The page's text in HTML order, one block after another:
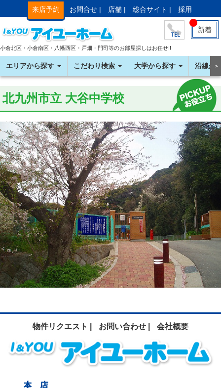
来店予約 お問合せ | 店舗 | 総合サイト | 採用
新着
小倉北区・小倉南区・八幡西区・戸畑・門司等のお部屋探しはお任せ!!
エリアから探す こだわり検索 大学から探す 沿線か＞
北九州市立 大谷中学校
物件リクエスト | お問い合わせ | 会社概要